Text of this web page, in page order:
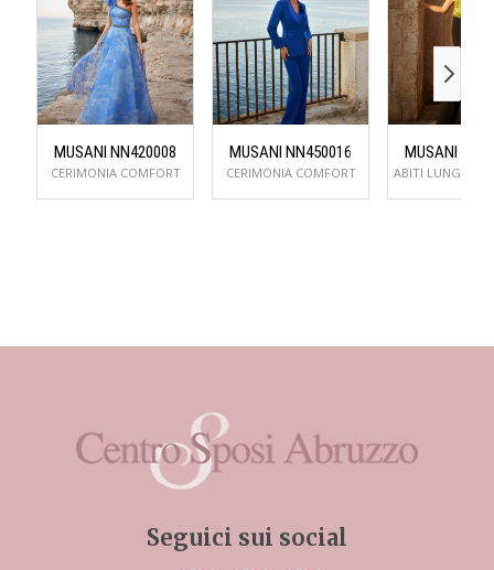
MUSANI NN420008
CERIMONIA COMFORT
MUSANI NN450016
CERIMONIA COMFORT
MUSANI
Seguici sui social